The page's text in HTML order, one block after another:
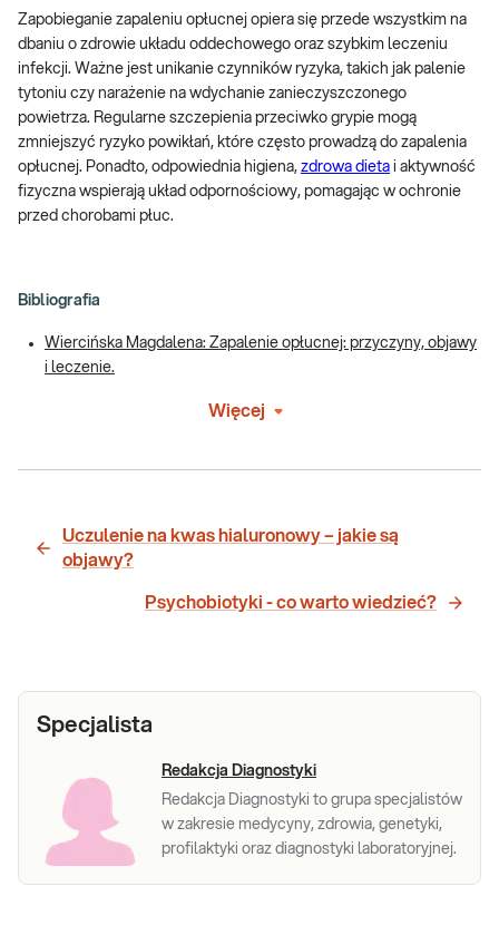
Zapobieganie zapaleniu opłucnej opiera się przede wszystkim na
dbaniu o zdrowie układu oddechowego oraz szybkim leczeniu
infekcji. Ważne jest unikanie czynników ryzyka, takich jak palenie
tytoniu czy narażenie na wdychanie zanieczyszczonego
powietrza. Regularne szczepienia przeciwko grypie mogą
zmniejszyć ryzyko powikłań, które często prowadzą do zapalenia
opłucnej. Ponadto, odpowiednia higiena, zdrowa dieta i aktywność
fizyczna wspierają układ odpornościowy, pomagając w ochronie
przed chorobami płuc.
Bibliografia
Wiercińska Magdalena: Zapalenie opłucnej: przyczyny, objawy
i leczenie.
Więcej
Uczulenie na kwas hialuronowy – jakie są
objawy?
Psychobiotyki - co warto wiedzieć?
Specjalista
Redakcja Diagnostyki
Redakcja Diagnostyki to grupa specjalistów
w zakresie medycyny, zdrowia, genetyki,
profilaktyki oraz diagnostyki laboratoryjnej.